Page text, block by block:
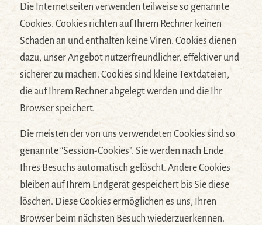
Die Internetseiten verwenden teilweise so genannte
Cookies. Cookies richten auf Ihrem Rechner keinen
Schaden an und enthalten keine Viren. Cookies dienen
dazu, unser Angebot nutzerfreundlicher, effektiver und
sicherer zu machen. Cookies sind kleine Textdateien,
die auf Ihrem Rechner abgelegt werden und die Ihr
Browser speichert.
Die meisten der von uns verwendeten Cookies sind so
genannte “Session-Cookies”. Sie werden nach Ende
Ihres Besuchs automatisch gelöscht. Andere Cookies
bleiben auf Ihrem Endgerät gespeichert bis Sie diese
löschen. Diese Cookies ermöglichen es uns, Ihren
Browser beim nächsten Besuch wiederzuerkennen.